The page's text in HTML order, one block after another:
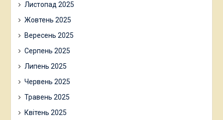
Листопад 2025
Жовтень 2025
Вересень 2025
Серпень 2025
Липень 2025
Червень 2025
Травень 2025
Квітень 2025